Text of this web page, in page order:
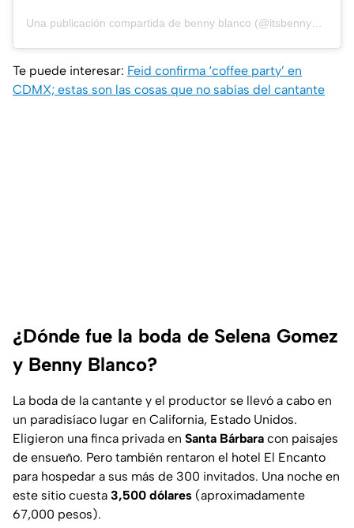
Te puede interesar: Feid confirma ‘coffee party’ en
CDMX; estas son las cosas que no sabías del cantante
¿Dónde fue la boda de Selena Gomez
y Benny Blanco?
La boda de la cantante y el productor se llevó a cabo en
un paradisíaco lugar en California, Estado Unidos.
Eligieron una finca privada en Santa Bárbara con paisajes
de ensueño. Pero también rentaron el hotel El Encanto
para hospedar a sus más de 300 invitados. Una noche en
este sitio cuesta 3,500 dólares (aproximadamente
67,000 pesos).